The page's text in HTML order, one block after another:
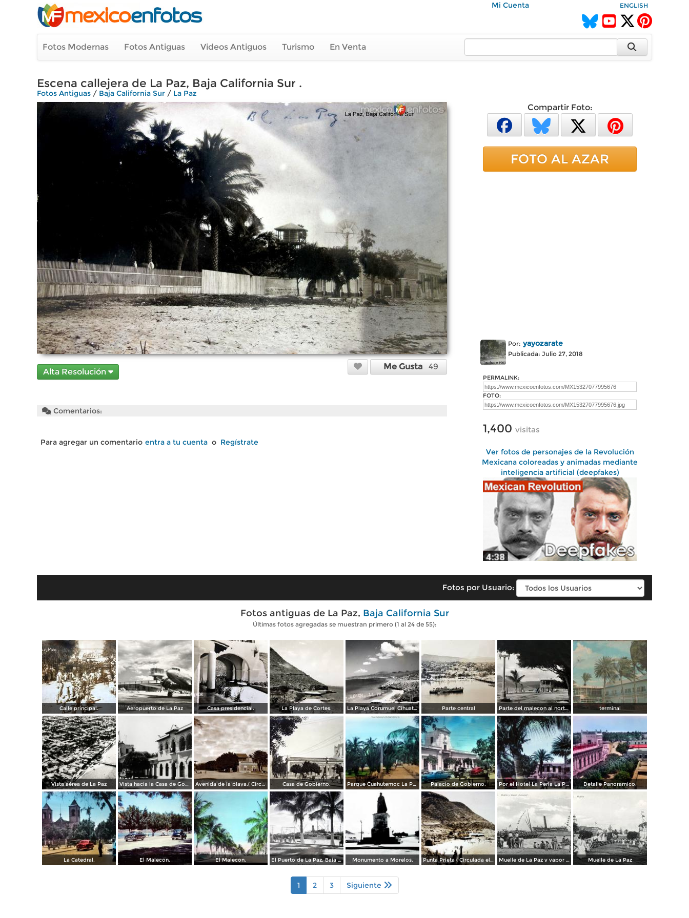
Mi Cuenta ENGLISH
Fotos Modernas Fotos Antiguas Videos Antiguos Turismo En Venta
Escena callejera de La Paz, Baja California Sur .
Fotos Antiguas / Baja California Sur / La Paz
Alta Resolución
Me Gusta 49
Comentarios:
Para agregar un comentario entra a tu cuenta o Regístrate
Compartir Foto:
FOTO AL AZAR
Por: yayozarate
Publicada: Julio 27, 2018
PERMALINK:
FOTO:
1,400 visitas
Ver fotos de personajes de la Revolución
Mexicana coloreadas y animadas mediante
inteligencia artificial (deepfakes)
Fotos por Usuario:
Fotos antiguas de La Paz, Baja California Sur
Últimas fotos agregadas se muestran primero (1 al 24 de 55):
Calle principal. Aeropuerto de La Paz Casa presidencial. La Playa de Cortes. La Playa Corumuel Cihuatan ( Circulada el 3 de Marzo de 1952 ). Parte central Parte del malecon al norte.( Circulada el 3 de Marzo de 1936 ). terminal
Vista aérea de La Paz Vista hacia la Casa de Gobierno Avenida de la playa.( Circulada el 21 de Agosto de 1927 ). Casa de Gobierno. Parque Cuahutemoc La Paz, Baja California Sur. Palacio de Gobierno. Por el Hotel La Perla La Paz, Baja California Sur . Detalle Panoramico.
La Catedral. El Malecon. El Malecon. El Puerto de La Paz, Baja California Sur ( Circulada el 8 de Agosto de 1955 ). Monumento a Morelos. Punta Prieta ( Circulada el 2 de Febrero de 1946 ). Muelle de La Paz y vapor Curacao Muelle de La Paz
1 2 3 Siguiente